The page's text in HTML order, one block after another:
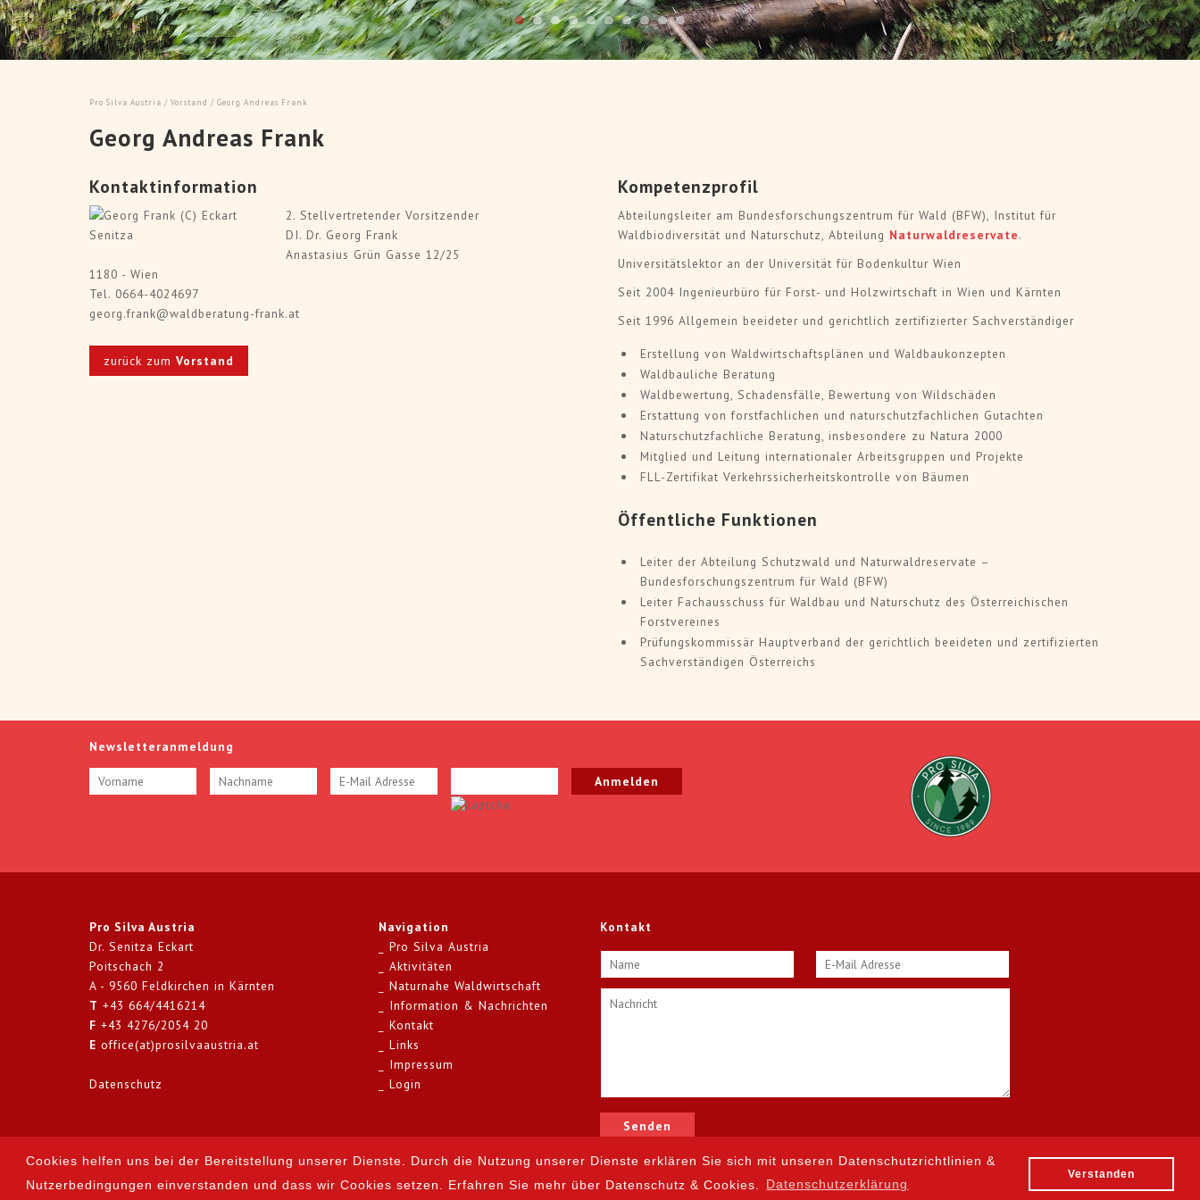
Cookies helfen uns bei der Bereitstellung unserer Dienste. Durch die Nutzung unserer Dienste erklären Sie sich mit unseren Datenschutzrichtlinien &
Nutzerbedingungen einverstanden und dass wir Cookies setzen. Erfahren Sie mehr über Datenschutz & Cookies.
Datenschutzerklärung
Verstanden
lesen
Deutschland online abrufbar.
> Artikel lesen
> Artikel lesen
"Zielstärkennutzung - am Ursprung der Idee" -
> Artikel
"Mutige Spinner" in der
Pro Silva Austria / Vorstand / Georg Andreas Frank
Georg Andreas Frank
Kontaktinformation
2. Stellvertretender Vorsitzender
DI. Dr. Georg Frank
Anastasius Grün Gasse 12/25
1180 - Wien
Tel. 0664-4024697
georg.frank@waldberatung-frank.at
zurück zum Vorstand
Kompetenzprofil
Abteilungsleiter am Bundesforschungszentrum für Wald (BFW), Institut für
Waldbiodiversität und Naturschutz, Abteilung Naturwaldreservate.
Universitätslektor an der Universität für Bodenkultur Wien
Seit 2004 Ingenieurbüro für Forst- und Holzwirtschaft in Wien und Kärnten
Seit 1996 Allgemein beeideter und gerichtlich zertifizierter Sachverständiger
Erstellung von Waldwirtschaftsplänen und Waldbaukonzepten
Waldbauliche Beratung
Waldbewertung, Schadensfälle, Bewertung von Wildschäden
Erstattung von forstfachlichen und naturschutzfachlichen Gutachten
Naturschutzfachliche Beratung, insbesondere zu Natura 2000
Mitglied und Leitung internationaler Arbeitsgruppen und Projekte
FLL-Zertifikat Verkehrssicherheitskontrolle von Bäumen
Öffentliche Funktionen
Leiter der Abteilung Schutzwald und Naturwaldreservate –
Bundesforschungszentrum für Wald (BFW)
Leiter Fachausschuss für Waldbau und Naturschutz des Österreichischen
Forstvereines
Prüfungskommissär Hauptverband der gerichtlich beeideten und zertifizierten
Sachverständigen Österreichs
Newsletteranmeldung
Pro Silva Austria
Dr. Senitza Eckart
Poitschach 2
A - 9560 Feldkirchen in Kärnten
T +43 664/4416214
F +43 4276/2054 20
E office(at)prosilvaaustria.at
Datenschutz
Navigation
Pro Silva Austria
Aktivitäten
Naturnahe Waldwirtschaft
Information & Nachrichten
Kontakt
Links
Impressum
Login
Kontakt
designed by prodesign